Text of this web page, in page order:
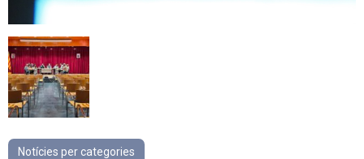
Notícies per categories